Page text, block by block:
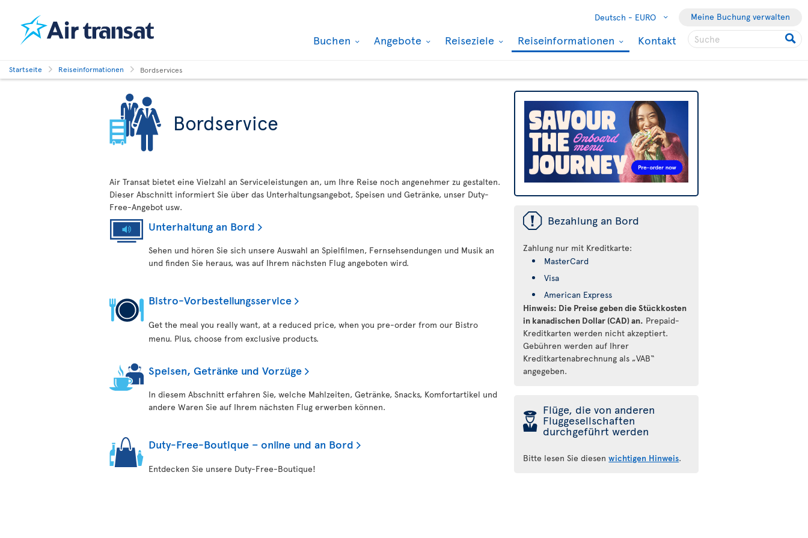
Deutsch - EURO Meine Buchung verwalten
Buchen Angebote Reiseziele Reiseinformationen Kontakt
Startseite Reiseinformationen Bordservices
Bordservice
Air Transat bietet eine Vielzahl an Serviceleistungen an, um Ihre Reise noch angenehmer zu gestalten.
Dieser Abschnitt informiert Sie über das Unterhaltungsangebot, Speisen und Getränke, unser Duty-
Free-Angebot usw.
Unterhaltung an Bord
Sehen und hören Sie sich unsere Auswahl an Spielfilmen, Fernsehsendungen und Musik an
und finden Sie heraus, was auf Ihrem nächsten Flug angeboten wird.
Bistro-Vorbestellungsservice
Get the meal you really want, at a reduced price, when you pre-order from our Bistro
menu. Plus, choose from exclusive products.
Speisen, Getränke und Vorzüge
In diesem Abschnitt erfahren Sie, welche Mahlzeiten, Getränke, Snacks, Komfortartikel und
andere Waren Sie auf Ihrem nächsten Flug erwerben können.
Duty-Free-Boutique – online und an Bord
Entdecken Sie unsere Duty-Free-Boutique!
ü Bezahlung an Bord
Zahlung nur mit Kreditkarte:
MasterCard
Visa
American Express
Hinweis: Die Preise geben die Stückkosten
in kanadischen Dollar (CAD) an. Prepaid-
Kreditkarten werden nicht akzeptiert.
Gebühren werden auf Ihrer
Kreditkartenabrechnung als „VAB“
angegeben.
þ Flüge, die von anderen
Fluggesellschaften
durchgeführt werden
Bitte lesen Sie diesenwichtigen Hinweis.